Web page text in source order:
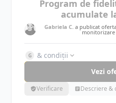
Program de
acumulate
Gabriela C.a publicat
monitorizare
G
& condiții
Vezi
Verificare Descriere &